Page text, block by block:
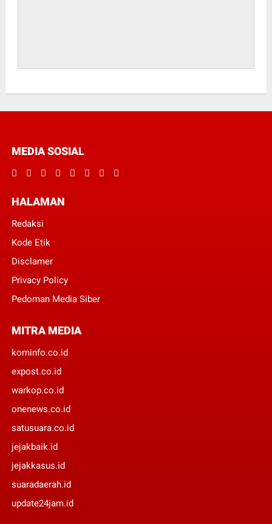
MEDIA SOSIAL
HALAMAN
Redaksi
Kode Etik
Disclamer
Privacy Policy
Pedoman Media Siber
MITRA MEDIA
kominfo.co.id
expost.co.id
warkop.co.id
onenews.co.id
satusuara.co.id
jejakbaik.id
jejakkasus.id
suaradaerah.id
update24jam.id